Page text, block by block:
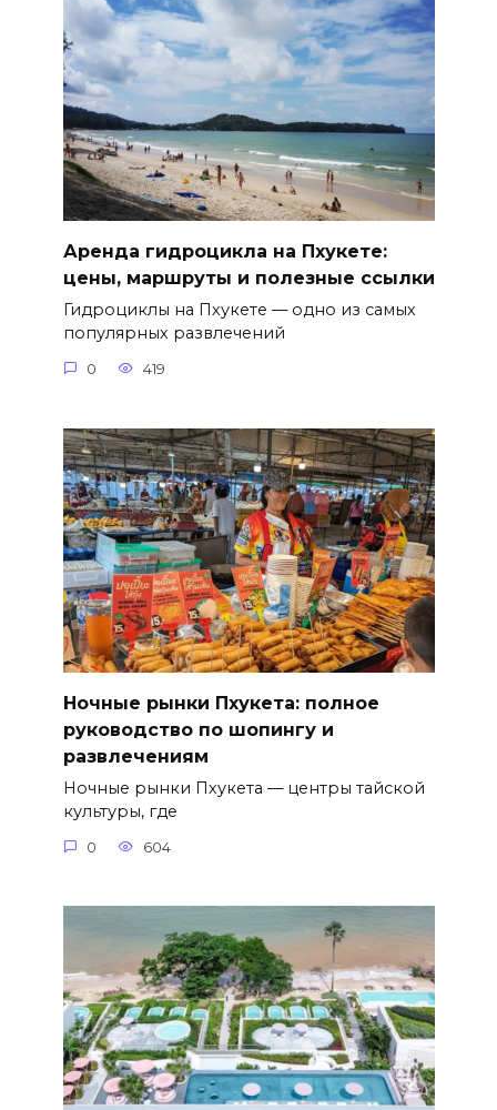
Аренда гидроцикла на Пхукете:
цены, маршруты и полезные ссылки
Гидроциклы на Пхукете — одно из самых
популярных развлечений
0 419
Ночные рынки Пхукета: полное
руководство по шопингу и
развлечениям
Ночные рынки Пхукета — центры тайской
культуры, где
0 604